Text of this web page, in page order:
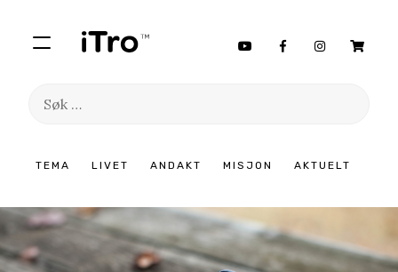
TEMA LIVET ANDAKT MISJON AKTUELT
Søk
innhold